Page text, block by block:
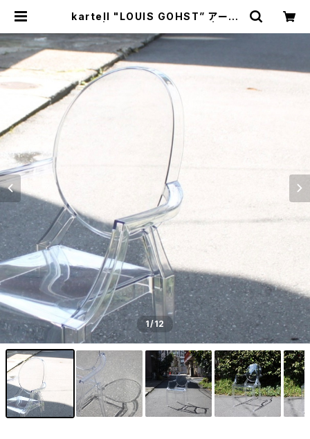
kartell "LOUIS GOHST” アーム
区神楽坂のリサイクルショップ・古着
1/12